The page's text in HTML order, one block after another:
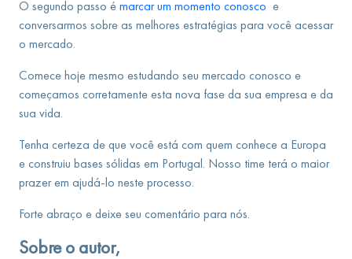
O segundo passo é marcar um momento conosco e
conversarmos sobre as melhores estratégias para você acessar
o mercado.
Comece hoje mesmo estudando seu mercado conosco e
começamos corretamente esta nova fase da sua empresa e da
sua vida.
Tenha certeza de que você está com quem conhece a Europa
e construiu bases sólidas em Portugal. Nosso time terá o maior
prazer em ajudá-lo neste processo.
Forte abraço e deixe seu comentário para nós.
Sobre o autor,